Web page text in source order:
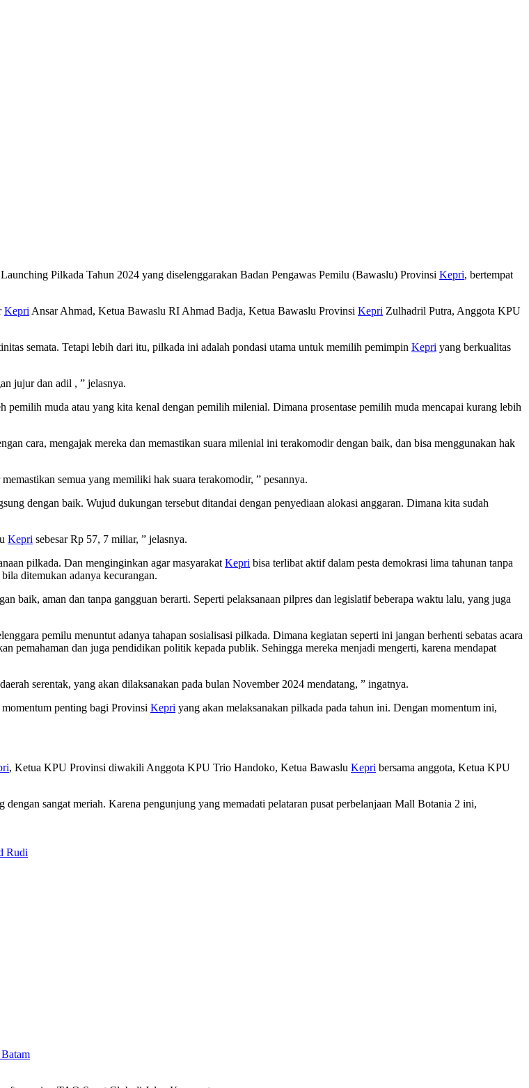
Pilkada Tahun 2024 yang diselenggarakan Badan Pengawas Pemilu (Bawaslu) Provinsi Kepri, bertempat
Kepri Ansar Ahmad, Ketua Bawaslu RI Ahmad Badja, Ketua Bawaslu Provinsi Kepri Zulhadril Putra, Anggota KPU
semata. Tetapi lebih dari itu, pilkada ini adalah pondasi utama untuk memilih pemimpin Kepri yang berkualitas
jujur dan adil , ” jelasnya.
pemilih muda atau yang kita kenal dengan pemilih milenial. Dimana prosentase pemilih muda mencapai kurang lebih
cara, mengajak mereka dan memastikan suara milenial ini terakomodir dengan baik, dan bisa menggunakan hak
semua yang memiliki hak suara terakomodir, ” pesannya.
dengan baik. Wujud dukungan tersebut ditandai dengan penyediaan alokasi anggaran. Dimana kita sudah
Kepri sebesar Rp 57, 7 miliar, ” jelasnya.
pilkada. Dan menginginkan agar masyarakat Kepri bisa terlibat aktif dalam pesta demokrasi lima tahunan tanpa
ditemukan adanya kecurangan.
baik, aman dan tanpa gangguan berarti. Seperti pelaksanaan pilpres dan legislatif beberapa waktu lalu, yang juga
pemilu menuntut adanya tahapan sosialisasi pilkada. Dimana kegiatan seperti ini jangan berhenti sebatas acara
pemahaman dan juga pendidikan politik kepada publik. Sehingga mereka menjadi mengerti, karena mendapat
serentak, yang akan dilaksanakan pada bulan November 2024 mendatang, ” ingatnya.
penting bagi Provinsi Kepri yang akan melaksanakan pilkada pada tahun ini. Dengan momentum ini,
, Ketua KPU Provinsi diwakili Anggota KPU Trio Handoko, Ketua Bawaslu Kepri bersama anggota, Ketua KPU
sangat meriah. Karena pengunjung yang memadati pelataran pusat perbelanjaan Mall Botania 2 ini,
Rudi